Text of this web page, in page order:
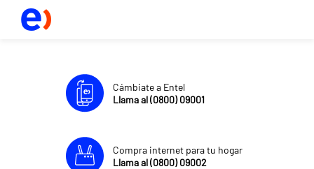
Cámbiate a Entel
Llama al (0800) 09001
Compra internet para tu hogar
Llama al (0800) 09002